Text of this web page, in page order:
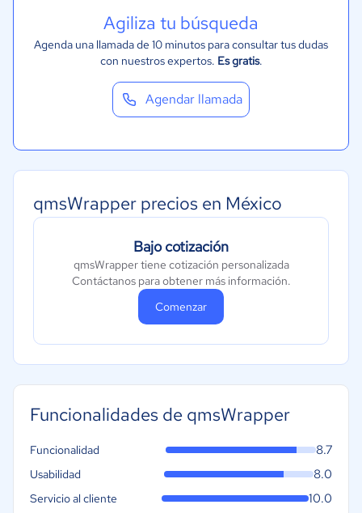
Agiliza tu búsqueda
Agenda una llamada de 10 minutos para consultar tus dudas
con nuestros expertos. Es gratis.
Agendar llamada
qmsWrapper precios en México
Bajo cotización
qmsWrapper tiene cotización personalizada
Contáctanos para obtener más información.
Comenzar
Funcionalidades de qmsWrapper
Funcionalidad 8.7
Usabilidad 8.0
Servicio al cliente 10.0